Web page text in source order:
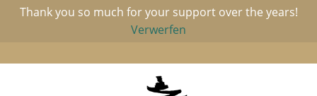
Thank you so much for your support over the years!
Verwerfen
Inhalt